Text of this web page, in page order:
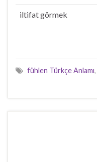
iltifat görmek
fühlen Türkçe Anlamı,